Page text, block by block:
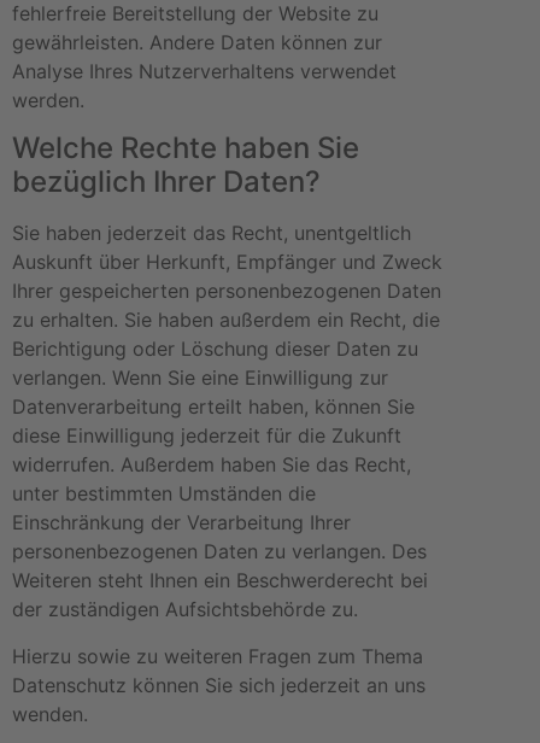
fehlerfreie Bereitstellung der Website zu
gewährleisten. Andere Daten können zur
Analyse Ihres Nutzerverhaltens verwendet
werden.
Welche Rechte haben Sie
bezüglich Ihrer Daten?
Sie haben jederzeit das Recht, unentgeltlich
Auskunft über Herkunft, Empfänger und Zweck
Ihrer gespeicherten personenbezogenen Daten
zu erhalten. Sie haben außerdem ein Recht, die
Berichtigung oder Löschung dieser Daten zu
verlangen. Wenn Sie eine Einwilligung zur
Datenverarbeitung erteilt haben, können Sie
diese Einwilligung jederzeit für die Zukunft
widerrufen. Außerdem haben Sie das Recht,
unter bestimmten Umständen die
Einschränkung der Verarbeitung Ihrer
personenbezogenen Daten zu verlangen. Des
Weiteren steht Ihnen ein Beschwerderecht bei
der zuständigen Aufsichtsbehörde zu.
Hierzu sowie zu weiteren Fragen zum Thema
Datenschutz können Sie sich jederzeit an uns
wenden.